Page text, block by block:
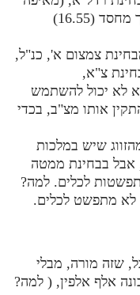
(16.55)
צמצום א', כנ"ל,
צ"א,
לא יכול להשתמש
אותו מצ"ב, בכדי
שיש במלכות
בבחינת ממטה
לכלים. למה?
מתפשט לכלים.
שזה מורה, מבלי
אלף אלפין, ( למה?